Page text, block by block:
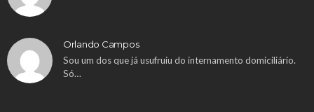
Orlando Campos
Sou um dos que já usufruiu do internamento domiciliário.
Só…